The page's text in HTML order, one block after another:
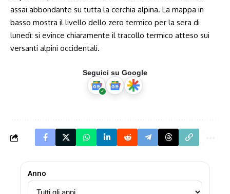
assai abbondante su tutta la cerchia alpina. La mappa in
basso mostra il livello dello zero termico per la sera di
lunedì: si evince chiaramente il tracollo termico atteso sui
versanti alpini occidentali.
Seguici su Google
Anno